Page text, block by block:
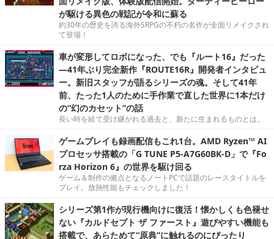
が駆ける異色の戦記が令和に蘇る
約30年の歴史を誇る海外SRPGの不朽の名作が全面リメイクされ
て登場！
車が変形してロボになった、でも『ルート16』だった
―41年ぶり完全新作『ROUTE16R』開発者インタビュ
ー。新旧スタッフが語るシリーズの魂。そして41年
前、たった1人のために手作業で直した世界に1本だけ
の“幻のカセット”の話
長い時を経て受け継がれる過去と、新たに生まれるものとは。
ゲームプレイも録画配信もこれ1台。AMD Ryzen™ AI
プロセッサ搭載の「G TUNE P5-A7G60BK-D」で『Fo
rza Horizon 6』の世界を駆け回る
ゲーム＆制作の拠点となるノートPCで話題のレースタイトルを
プレイ。放熱性能もチェックしました！
シリーズ第1作が現行機向けに復活！懐かしくも色褪せ
ない『カルドセプト ザ ファースト』遊びやすい機能も
搭載で、あらためて“原典”に触れるのにぴったり